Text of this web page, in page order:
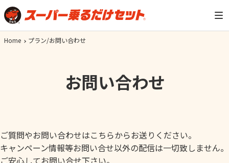
Home プラン/お問い合わせ
お問い合わせ
ご質問やお問い合わせはこちらからお送りください。
キャンペーン情報等お問い合せ以外の配信は一切致しません。
ご安心してお問い合せ下さい。